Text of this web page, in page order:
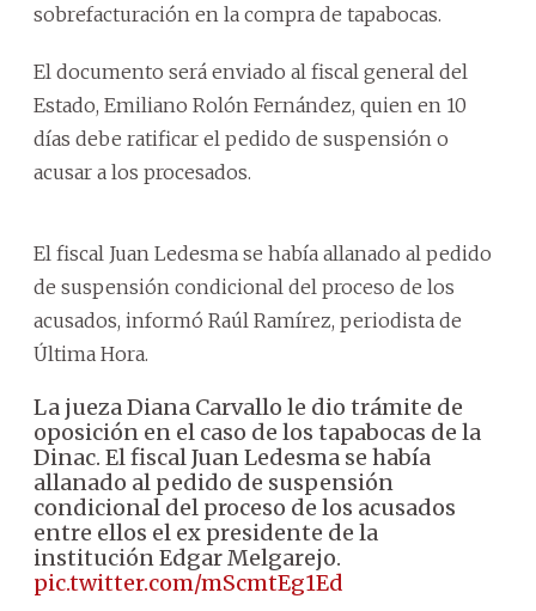
sobrefacturación en la compra de tapabocas.
El documento será enviado al fiscal general del
Estado, Emiliano Rolón Fernández, quien en 10
días debe ratificar el pedido de suspensión o
acusar a los procesados.
El fiscal Juan Ledesma se había allanado al pedido
de suspensión condicional del proceso de los
acusados, informó Raúl Ramírez, periodista de
Última Hora.
La jueza Diana Carvallo le dio trámite de
oposición en el caso de los tapabocas de la
Dinac. El fiscal Juan Ledesma se había
allanado al pedido de suspensión
condicional del proceso de los acusados
entre ellos el ex presidente de la
institución Edgar Melgarejo.
pic.twitter.com/mScmtEg1Ed